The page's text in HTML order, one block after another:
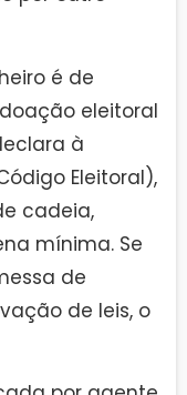
é de
eleitoral
à
Eleitoral),
cadeia,
mínima. Se
de
de leis, o